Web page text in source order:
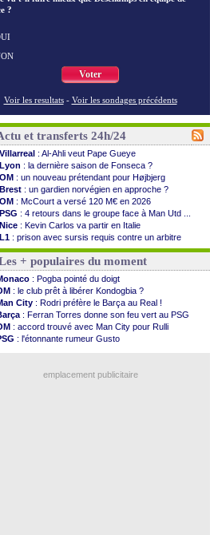
?
Voter
Voir les resultats - Voir les sondages précédents
et transferts 24h/24
Villarreal : Al-Ahli veut Pape Gueye
Lyon : la dernière saison de Fonseca ?
OM : un nouveau prétendant pour Højbjerg
Brest : un gardien norvégien en approche ?
OM : McCourt a versé 120 M€ en 2026
PSG : 4 retours dans le groupe face à Man Utd ...
Nice : Kevin Carlos va partir en Italie
L1 : prison avec sursis requis contre un arbitre
Leganés: c'est signé pour Luca Zidane (off.)
Atletico: Ruggeri en route pour Aston Villa
Monaco: Filipe Luis soutient Biereth
Lyon: Mangala prêté à Getafe (officiel)
PSG: Nsoki va signer en Croatie
Arsenal : Naples vise Gabriel Jesus
Real: Mastantuono prêté à la Fiorentina (off.)
Man City : accord avec le Barça pour Rodri ?
Rennes: Haise a prolongé (officiel)
: Sion Oppong signe pour 4 ans (officiel)
+ populaires du moment
: Pogba pointé du doigt
: le club prêt à libérer Kondogbia ?
City : Rodri préfère le Barça au Real !
: Ferran Torres donne son feu vert au PSG
: accord trouvé avec Man City pour Rulli
: l'étonnante rumeur Gusto
emplacement publicitaire